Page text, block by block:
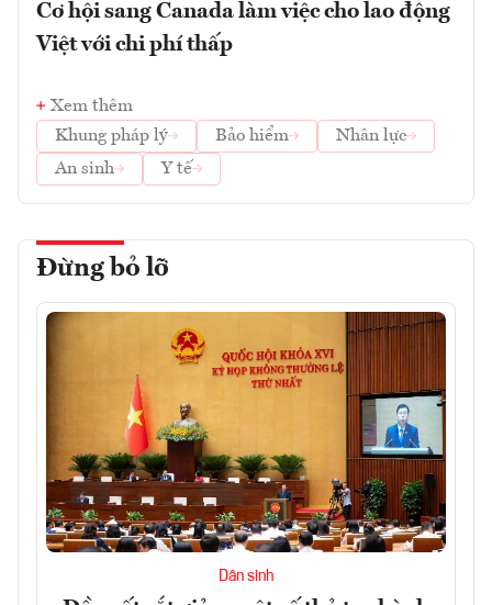
Cơ hội sang Canada làm việc cho lao động
Việt với chi phí thấp
Xem thêm
Khung pháp lý
Bảo hiểm
Nhân lực
An sinh
Y tế
Đừng bỏ lỡ
Dân sinh